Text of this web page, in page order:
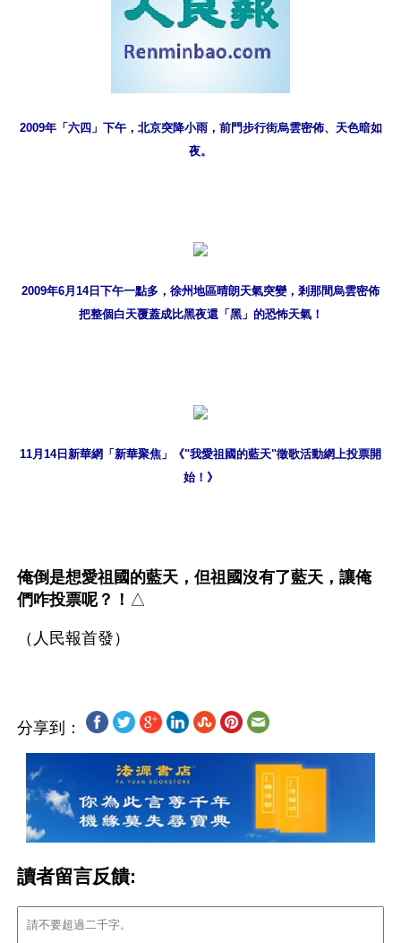
2009年「六四」下午，北京突降小雨，前門步行街烏雲密佈、天色暗如
夜。
2009年6月14日下午一點多，徐州地區晴朗天氣突變，剎那間烏雲密佈
把整個白天覆蓋成比黑夜還「黑」的恐怖天氣！
11月14日新華網「新華聚焦」《"我愛祖國的藍天"徵歌活動網上投票開
始！》
俺倒是想愛祖國的藍天，但祖國沒有了藍天，讓俺
們咋投票呢？！ △
分享到：
讀者留言反饋: